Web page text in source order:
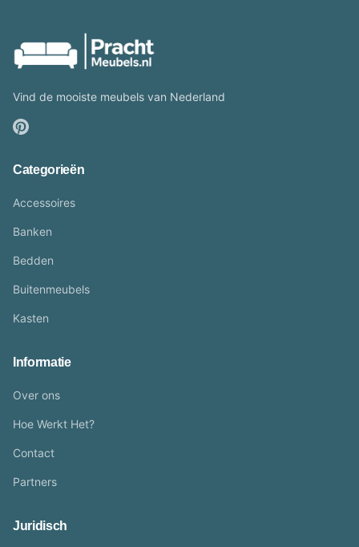
Vind de mooiste meubels van Nederland
Categorieën
Accessoires
Banken
Bedden
Buitenmeubels
Kasten
Informatie
Over ons
Hoe Werkt Het?
Contact
Partners
Juridisch